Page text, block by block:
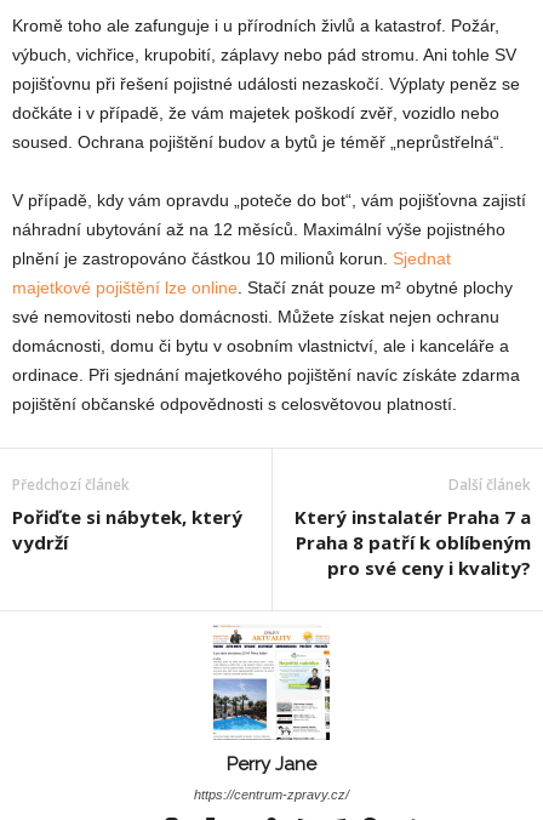
Kromě toho ale zafunguje i u přírodních živlů a katastrof. Požár,
výbuch, vichřice, krupobití, záplavy nebo pád stromu. Ani tohle SV
pojišťovnu při řešení pojistné události nezaskočí. Výplaty peněz se
dočkáte i v případě, že vám majetek poškodí zvěř, vozidlo nebo
soused. Ochrana pojištění budov a bytů je téměř „neprůstřelná“.
V případě, kdy vám opravdu „poteče do bot“, vám pojišťovna zajistí
náhradní ubytování až na 12 měsíců. Maximální výše pojistného
plnění je zastropováno částkou 10 milionů korun. Sjednat
majetkové pojištění lze online. Stačí znát pouze m² obytné plochy
své nemovitosti nebo domácnosti. Můžete získat nejen ochranu
domácnosti, domu či bytu v osobním vlastnictví, ale i kanceláře a
ordinace. Při sjednání majetkového pojištění navíc získáte zdarma
pojištění občanské odpovědnosti s celosvětovou platností.
Předchozí článek
Pořiďte si nábytek, který
vydrží
Další článek
Který instalatér Praha 7 a
Praha 8 patří k oblíbeným
pro své ceny i kvality?
Perry Jane
https://centrum-zpravy.cz/